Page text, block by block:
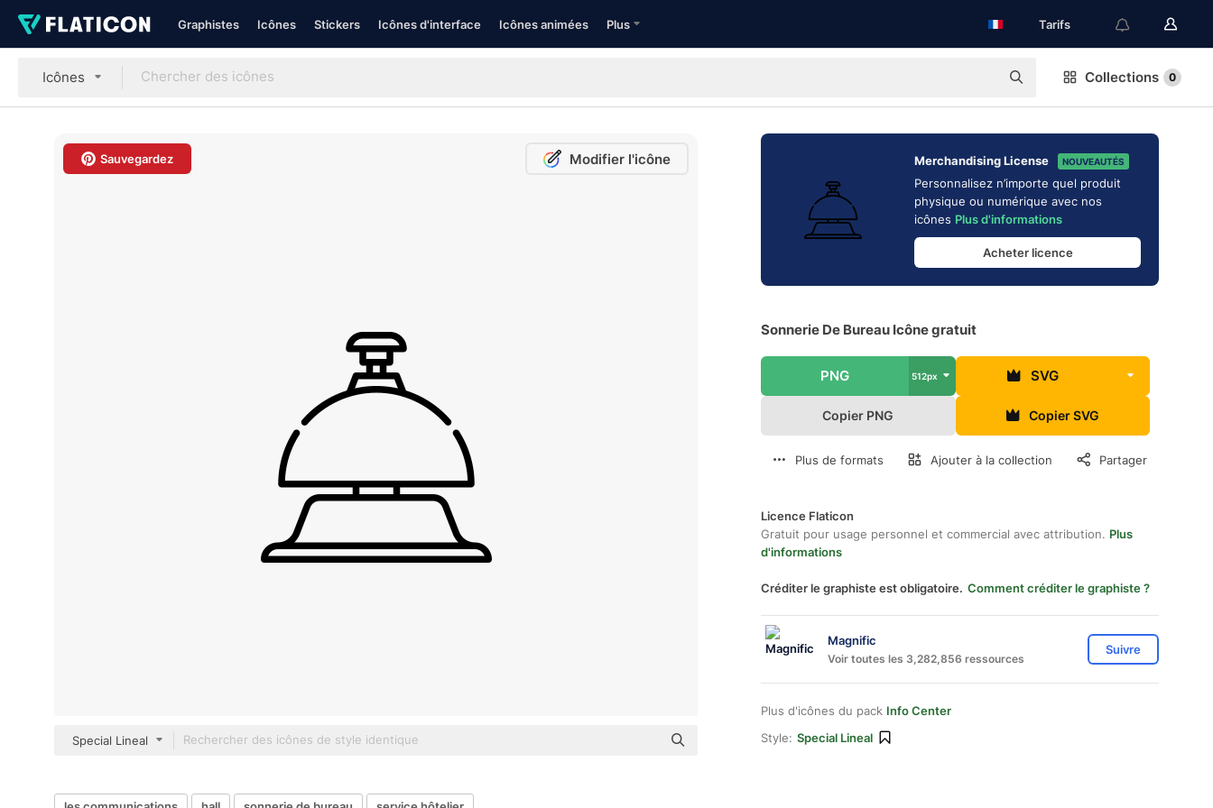
Graphistes Icônes Stickers Icônes d'interface Icônes animées Plus Tarifs
Icônes Collections 0
Sauvegardez Modifier l'icône
Special Lineal
Merchandising License NOUVEAUTÉS
Personnalisez n’importe quel produit
physique ou numérique avec nos
icônes Plus d'informations
Acheter licence
Sonnerie De Bureau Icône gratuit
PNG 512px SVG
Copier PNG Copier SVG
Plus de formats Ajouter à la collection Partager
Licence Flaticon
Gratuit pour usage personnel et commercial avec attribution. Plus
d'informations
Créditer le graphiste est obligatoire. Comment créditer le graphiste ?
Magnific
Voir toutes les 3,282,856 ressources
Suivre
Plus d'icônes du pack Info Center
Style: Special Lineal